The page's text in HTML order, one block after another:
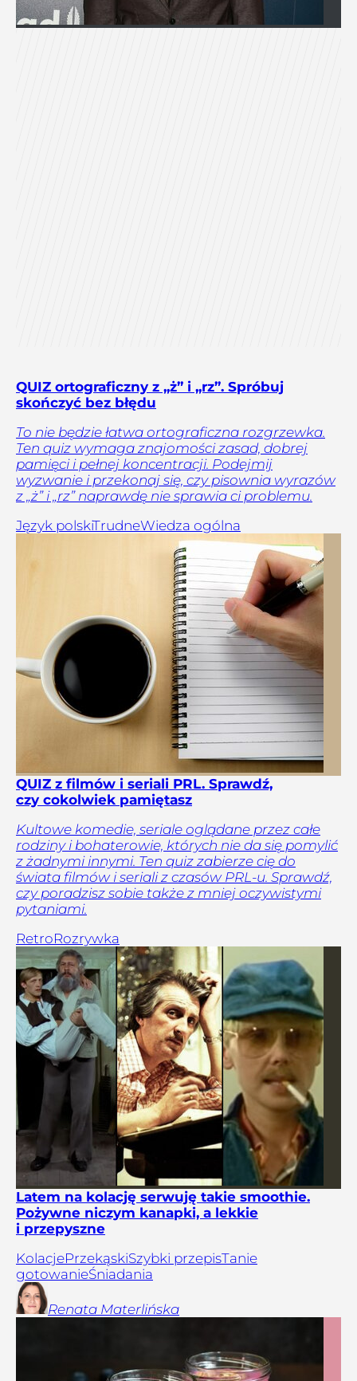
QUIZ ortograficzny z „ż” i „rz”. Spróbuj
skończyć bez błędu
To nie będzie łatwa ortograficzna rozgrzewka.
Ten quiz wymaga znajomości zasad, dobrej
pamięci i pełnej koncentracji. Podejmij
wyzwanie i przekonaj się, czy pisownia wyrazów
z „ż” i „rz” naprawdę nie sprawia ci problemu.
Język polskiTrudneWiedza ogólna
QUIZ z filmów i seriali PRL. Sprawdź,
czy cokolwiek pamiętasz
Kultowe komedie, seriale oglądane przez całe
rodziny i bohaterowie, których nie da się pomylić
z żadnymi innymi. Ten quiz zabierze cię do
świata filmów i seriali z czasów PRL-u. Sprawdź,
czy poradzisz sobie także z mniej oczywistymi
pytaniami.
RetroRozrywka
Latem na kolację serwuję takie smoothie.
Pożywne niczym kanapki, a lekkie
i przepyszne
KolacjePrzekąskiSzybki przepisTanie
gotowanieŚniadania
Renata Materlińska